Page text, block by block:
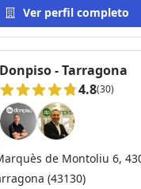
y profesionalidad.
Ver perfil completo
Donpiso - Tarragona
4.8(30)
de Montoliu 6,
(43130)